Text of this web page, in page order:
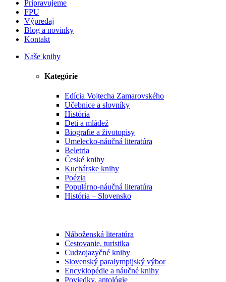
Pripravujeme
FPU
Výpredaj
Blog a novinky
Kontakt
Naše knihy
Kategórie
Edícia Vojtecha Zamarovského
Učebnice a slovníky
História
Deti a mládež
Biografie a životopisy
Umelecko-náučná literatúra
Beletria
České knihy
Kuchárske knihy
Poézia
Populárno-náučná literatúra
História – Slovensko
Náboženská literatúra
Cestovanie, turistika
Cudzojazyčné knihy
Slovenský paralympijský výbor
Encyklopédie a náučné knihy
Poviedky, antológie